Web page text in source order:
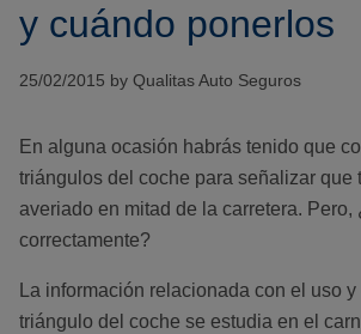
y cuándo ponerlos
25/02/2015 by Qualitas Auto Seguros
En alguna ocasión habrás tenido que
triángulos del coche para señalizar que
averiado en mitad de la carretera. Pero,
correctamente?
La información relacionada con el uso
triángulo del coche se estudia en el